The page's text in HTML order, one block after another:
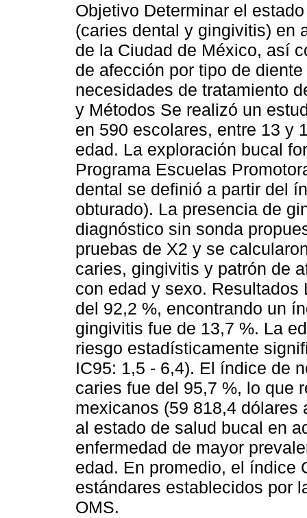
Objetivo Determinar el
(caries dental y gingivitis) en
de la Ciudad de México, así
de afección por tipo de
necesidades de tratamiento
y Métodos Se realizó un
en 590 escolares, entre 13 y
edad. La exploración bucal
Programa Escuelas
dental se definió a partir del
obturado). La presencia de
diagnóstico sin sonda
pruebas de X2 y se
caries, gingivitis y patrón de
con edad y sexo.
del 92,2 %, encontrando un
gingivitis fue de 13,7 %. La
riesgo estadísticamente
IC95: 1,5 - 6,4). El índice de
caries fue del 95,7 %, lo que
mexicanos (59 818,4
al estado de salud bucal en
enfermedad de mayor
edad. En promedio, el índice
estándares establecidos por
OMS.